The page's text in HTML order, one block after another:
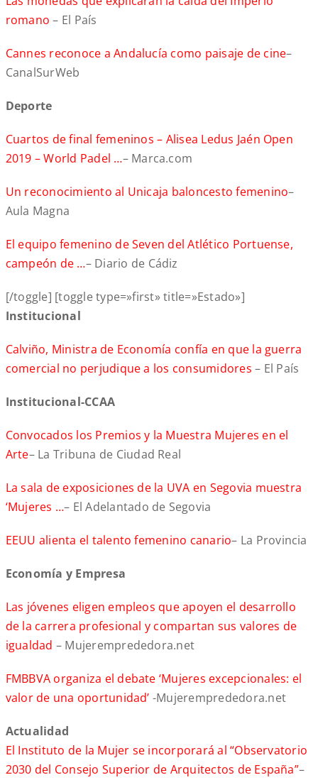
romano – El País
Cannes reconoce a Andalucía como paisaje de cine–
CanalSurWeb
Deporte
Cuartos de final femeninos – Alisea Ledus Jaén Open
2019 – World Padel …– Marca.com
Un reconocimiento al Unicaja baloncesto femenino–
Aula Magna
El equipo femenino de Seven del Atlético Portuense,
campeón de …– Diario de Cádiz
[/toggle] [toggle type=»first» title=»Estado»]
Institucional
Calviño, Ministra de Economía confía en que la guerra
comercial no perjudique a los consumidores – El País
Institucional-CCAA
Convocados los Premios y la Muestra Mujeres en el
Arte– La Tribuna de Ciudad Real
La sala de exposiciones de la UVA en Segovia muestra
‘Mujeres …– El Adelantado de Segovia
EEUU alienta el talento femenino canario– La Provincia
Economía y Empresa
Las jóvenes eligen empleos que apoyen el desarrollo
de la carrera profesional y compartan sus valores de
igualdad – Mujeremprededora.net
FMBBVA organiza el debate ‘Mujeres excepcionales: el
valor de una oportunidad’ -Mujeremprededora.net
Actualidad
El Instituto de la Mujer se incorporará al “Observatorio
2030 del Consejo Superior de Arquitectos de España”–